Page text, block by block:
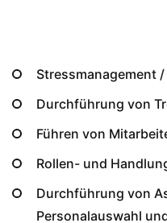
Stressmanagement
Durchführung von
Führen von
Rollen- und
Durchführung von
Personalauswahl